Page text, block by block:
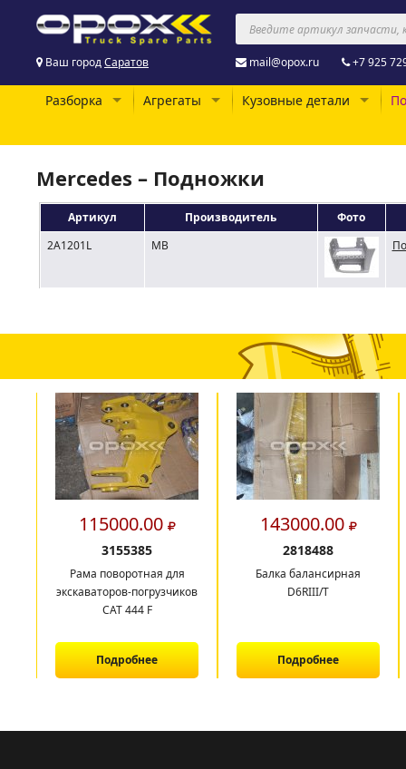
Ваш городСаратов mail@opox.ru +7 925
Разборка Агрегаты Кузовные детали
Mercedes – Подножки
Артикул Производитель
Фото
2A1201L
MB
115000.00
3155385
Рама поворотная для
экскаваторов-погрузчиков
САТ 444 F
Подробнее
143000.00
2818488
Балка балансирная
D6RIII/T
Подробнее